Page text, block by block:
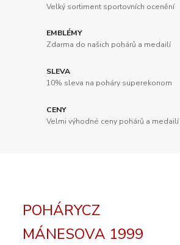
Velký sortiment sportovních ocenění
EMBLÉMY
Zdarma do našich pohárů a medailí
SLEVA
10% sleva na poháry superekonom
CENY
Velmi výhodné ceny pohárů a medailí
POHÁRYCZ
MÁNESOVA 1999